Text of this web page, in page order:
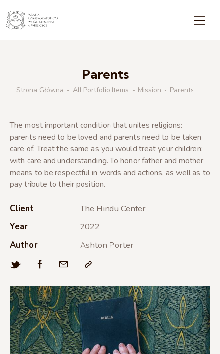
Parents
Strona Główna All Portfolio Items Mission Parents
The most important condition that unites religions:
parents need to be loved and parents need to be taken
care of. Treat the same as you would treat your children:
with care and understanding. To honor father and mother
means to be respectful in words and actions, as well as to
pay tribute to their position.
Client
The Hindu Center
Year
2022
Author
Ashton Porter